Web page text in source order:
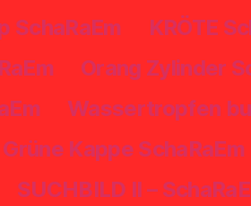
SchaRaEm
KRÖTE
Orang Zylinder
Wassertropfen
Grüne Kappe SchaRaEm
SUCHBILD II –